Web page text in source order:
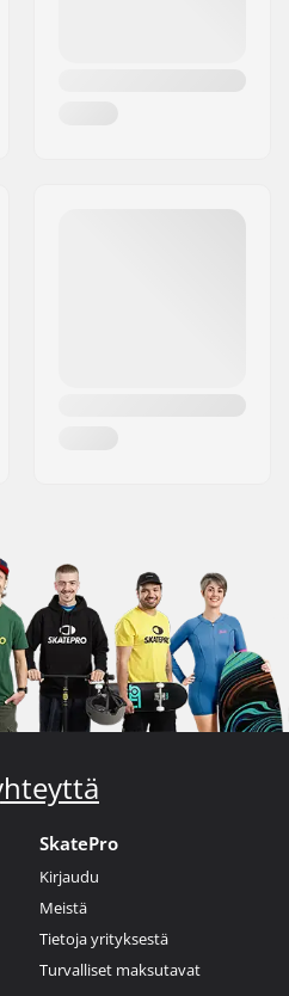
SkatePro
Kirjaudu
Meistä
Tietoja yrityksestä
Turvalliset maksutavat